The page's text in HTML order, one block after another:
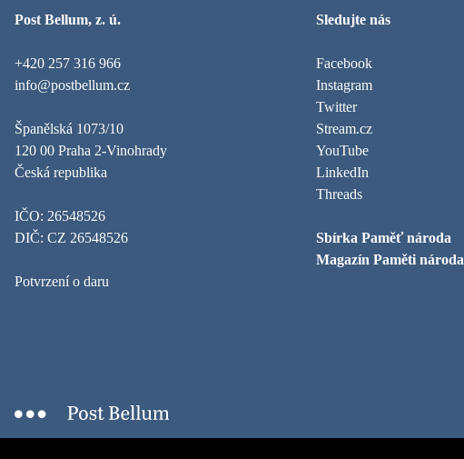
Post Bellum, z. ú.
+420 257 316 966
info@postbellum.cz
Španělská 1073/10
120 00 Praha 2-Vinohrady
Česká republika
IČO: 26548526
DIČ: CZ 26548526
Potvrzení o daru
Sledujte nás
Facebook
Instagram
Twitter
Stream.cz
YouTube
LinkedIn
Threads
Sbírka Paměť národa
Magazín Paměti národa